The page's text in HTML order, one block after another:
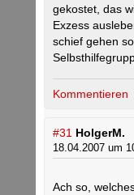
gekostet, das
Exzess
schief gehen
Kommentieren
#31 HolgerM.
18.04.2007 um
Ach so,